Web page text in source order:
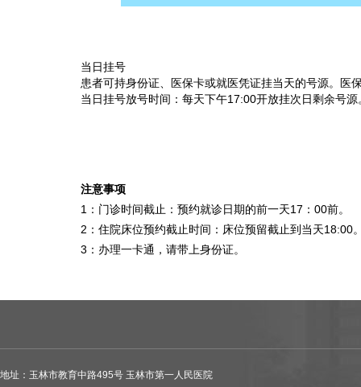
当日挂号
患者可持身份证、医保卡或就医凭证挂当天的号源。医
当日挂号放号时间：每天下午17:00开放挂次日剩余号源
注意事项
1：门诊时间截止：预约就诊日期的前一天17：00前。
2：住院床位预约截止时间：床位预留截止到当天18:00
3：办理一卡通，请带上身份证。
地址：玉林市教育中路495号 玉林市第一人民医院